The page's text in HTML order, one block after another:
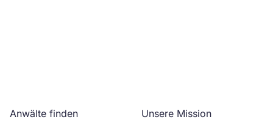
Anwälte finden
Unsere Mission